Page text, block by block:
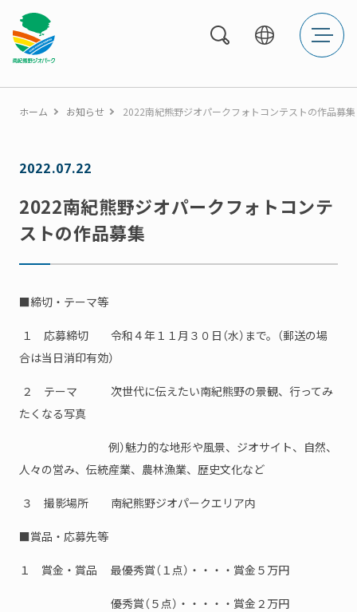
メ
ニ
ュ
く
ホーム お知らせ 2022南紀熊野ジオパークフォトコンテストの作品募集
2022.07.22
2022南紀熊野ジオパークフォトコンテ
ストの作品募集
■締切・テーマ等
１ 応募締切 令和４年１１月３０日（水）まで。（郵送の場
合は当日消印有効）
２ テーマ 次世代に伝えたい南紀熊野の景観、行ってみ
たくなる写真
例）魅力的な地形や風景、ジオサイト、自然、
人々の営み、伝統産業、農林漁業、歴史文化など
３ 撮影場所 南紀熊野ジオパークエリア内
■賞品・応募先等
１ 賞金・賞品 最優秀賞（１点）・・・・賞金５万円
優秀賞（５点）・・・・・賞金２万円